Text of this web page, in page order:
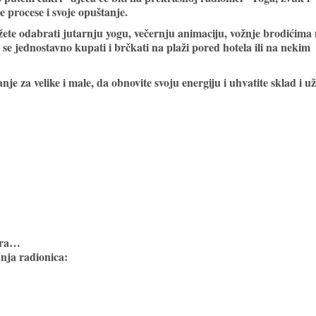
i svoje opuštanje.
odabrati jutarnju yogu, večernju animaciju, vožnje brodićima
jednostavno kupati i brčkati na plaži pored hotela ili na nekim
za velike i male, da obnovite svoju energiju i uhvatite sklad i
radionica: